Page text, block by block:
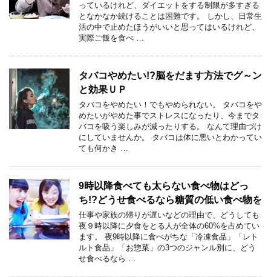
っているけれど、ダイエットをする制限が多すぎる
となかなか続けることは困難です。 しかし、日常生
活の中で止めたほうがいいと思ってはいるけれど、
実際ご飯を食べ …
タバコやめたい!?脳をだます方法でグ～ン
と効果ＵＰ
タバコをやめたい！でもやめられない。 タバコをや
めたいがやめた事でストレスになったり、今までタ
バコを吸う楽しみが減ったりする。 なんて理由づけ
にしていませんか。 タバコは体に悪いとわかってい
ても何かき …
9時以降食べても太らない食べ物はどっ
ち!?どうせ食べるなら糖質の低い食べ物を
仕事や家族の帰りが遅いなどの理由で、どうしても
夜９時以降に夕食をとる人が全体の60%を占めてい
ます。 夜9時以降に食べがちな「冷凍食品」「レト
ルト食品」「お惣菜」の3つのジャンル別に、どう
せ食べるなら …